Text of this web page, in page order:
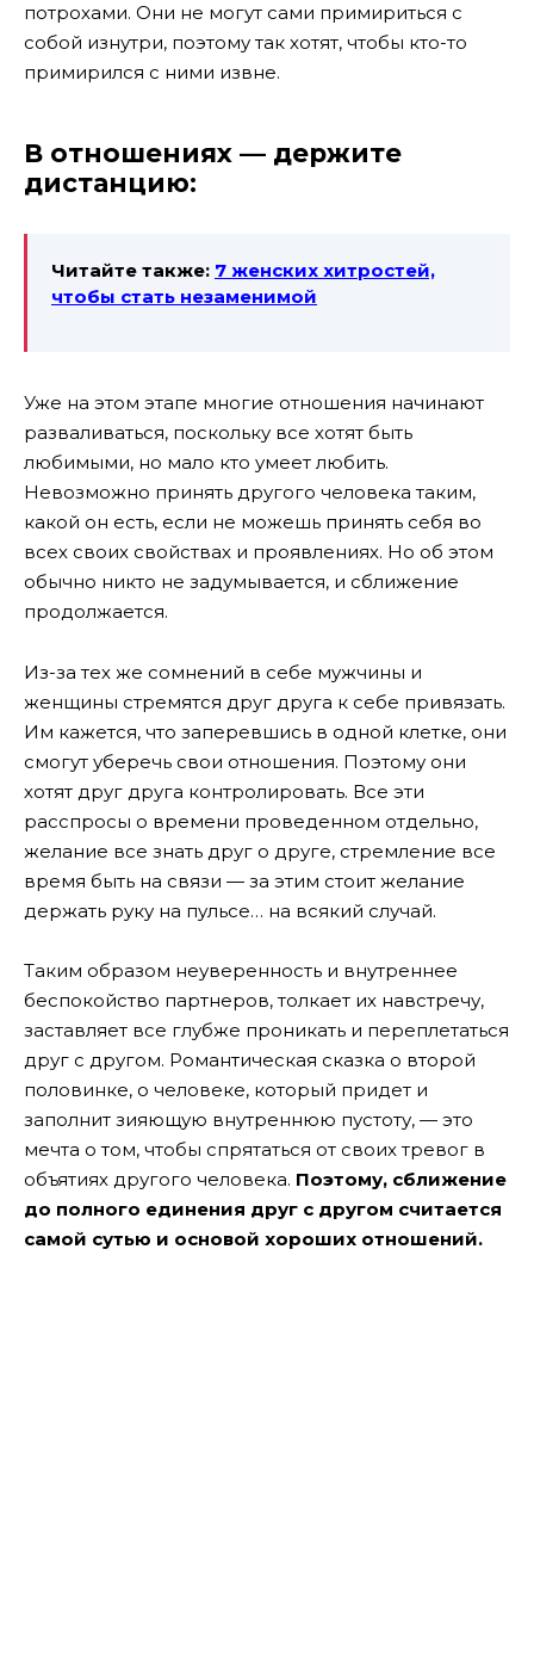
потрохами. Они не могут сами примириться с
собой изнутри, поэтому так хотят, чтобы кто-то
примирился с ними извне.
В отношениях — держите
дистанцию:
Читайте также: 7 женских хитростей,
чтобы стать незаменимой
Уже на этом этапе многие отношения начинают
разваливаться, поскольку все хотят быть
любимыми, но мало кто умеет любить.
Невозможно принять другого человека таким,
какой он есть, если не можешь принять себя во
всех своих свойствах и проявлениях. Но об этом
обычно никто не задумывается, и сближение
продолжается.
Из-за тех же сомнений в себе мужчины и
женщины стремятся друг друга к себе привязать.
Им кажется, что заперевшись в одной клетке, они
смогут уберечь свои отношения. Поэтому они
хотят друг друга контролировать. Все эти
расспросы о времени проведенном отдельно,
желание все знать друг о друге, стремление все
время быть на связи — за этим стоит желание
держать руку на пульсе… на всякий случай.
Таким образом неуверенность и внутреннее
беспокойство партнеров, толкает их навстречу,
заставляет все глубже проникать и переплетаться
друг с другом. Романтическая сказка о второй
половинке, о человеке, который придет и
заполнит зияющую внутреннюю пустоту, — это
мечта о том, чтобы спрятаться от своих тревог в
объятиях другого человека. Поэтому, сближение
до полного единения друг с другом считается
самой сутью и основой хороших отношений.